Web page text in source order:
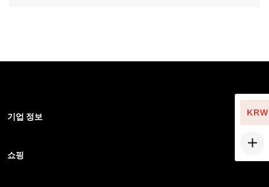
기업 정보
쇼핑
KRW